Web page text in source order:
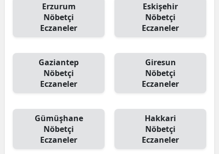
Erzurum
Nöbetçi
Eczaneler
Eskişehir
Nöbetçi
Eczaneler
Gaziantep
Nöbetçi
Eczaneler
Giresun
Nöbetçi
Eczaneler
Gümüşhane
Nöbetçi
Eczaneler
Hakkari
Nöbetçi
Eczaneler